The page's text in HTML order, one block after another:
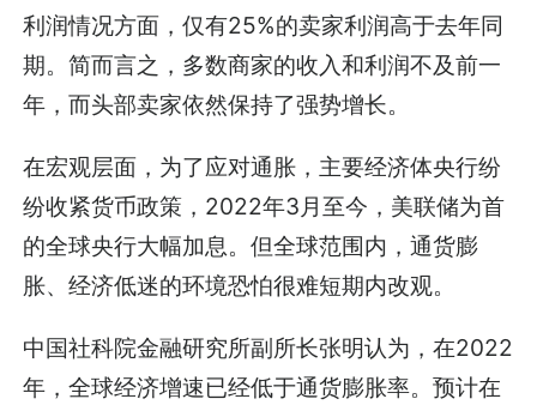
利润情况方面，仅有25%的卖家利润高于去年同
期。简而言之，多数商家的收入和利润不及前一
年，而头部卖家依然保持了强势增长。
在宏观层面，为了应对通胀，主要经济体央行纷
纷收紧货币政策，2022年3月至今，美联储为首
的全球央行大幅加息。但全球范围内，通货膨
胀、经济低迷的环境恐怕很难短期内改观。
中国社科院金融研究所副所长张明认为，在2022
年，全球经济增速已经低于通货膨胀率。预计在